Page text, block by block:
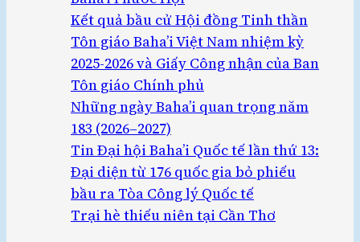
Kết quả bầu cử Hội đồng Tinh thần
Tôn giáo Baha’i Việt Nam nhiệm kỳ
2025-2026 và Giấy Công nhận của Ban
Tôn giáo Chính phủ
Những ngày Baha’i quan trọng năm
183 (2026–2027)
Tin Đại hội Baha’i Quốc tế lần thứ 13:
Đại diện từ 176 quốc gia bỏ phiếu
bầu ra Tòa Công lý Quốc tế
Trại hè thiếu niên tại Cần Thơ